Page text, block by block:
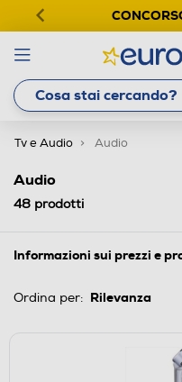
Tv e Audio Audio
Audio
48 prodotti
Informazioni sui prezzi e
Ordina per: